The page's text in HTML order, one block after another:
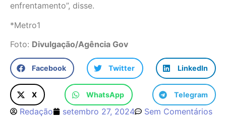
enfrentamento”, disse.
*Metro1
Foto: Divulgação/Agência Gov
Facebook Twitter LinkedIn
X WhatsApp Telegram
Redação setembro 27, 2024 Sem Comentários